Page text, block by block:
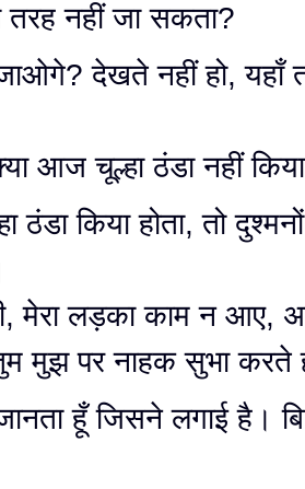
नहीं जा सकता?
देखते नहीं हो,
आज चूल्हा ठंडा नहीं
ठंडा किया होता, तो
मेरा लड़का काम न आए,
मुझ पर नाहक सुभा करते
हूँ जिसने लगाई है।